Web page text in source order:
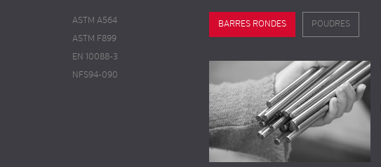
ASTM A564
ASTM F899
EN 10088-3
NFS94-090
BARRES RONDES POUDRES